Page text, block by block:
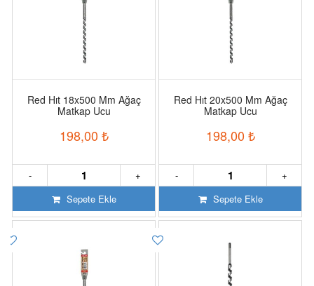
Red Hıt 18x500 Mm Ağaç
Matkap Ucu
198,00 ₺
+
-
Sepete Ekle
Red Hıt 20x500 Mm Ağaç
Matkap Ucu
198,00 ₺
+
-
Sepete Ekle